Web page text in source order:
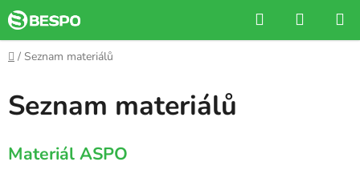
Přejít
na
obsah
Hledat
KOŠÍK
Domů
/ Seznam materiálů
Seznam materiálů
Materiál ASPO